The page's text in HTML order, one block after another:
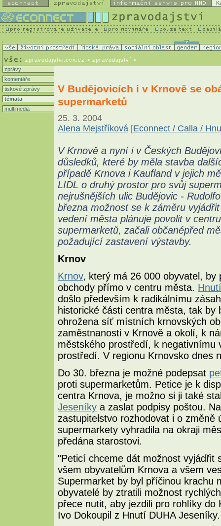
zpravodajstvi.ecn.cz > zpravodajství >
zprávy
komentáře
tiskové zprávy
témata
multimedia
V Budějovicích i v Krnově se
supermarketů
25. 3. 2004
Alena Mejstříková [Econnect / Calla /
V Krnově a nyní i v Českých
důsledků, které by měla stavba
případě Krnova i Kaufland v jejich
LIDL o druhý prostor pro svůj
nejrušnějších ulic Budějovic -
března možnost se k záměru
vedení města plánuje povolit v
supermarketů, začali občanépřed
požadující zastavení výstavby.
Krnov
Krnov, který má 26 000 obyvatel,
obchody přímo v centru města.
došlo především k radikálnímu
historické části centra města, tak by
ohrožena síť místních krnovských
zaměstnanosti v Krnově a okolí, k
městského prostředí, k negativnímu
prostředí. V regionu Krnovsko dnes
Do 30. března je možné podepsat
proti supermarketům. Petice je k
centra Krnova, je možno si ji také
Jeseníky a zaslat podpisy poštou.
zastupitelstvo rozhodovat i o
supermarkety vyhradila na okraji
předána starostovi.
"Peticí chceme dát možnost vyjádřit
všem obyvatelům Krnova a všem
Supermarket by byl příčinou krachu
obyvatelé by ztratili možnost
přece nutit, aby jezdili pro rohlíky
Ivo Dokoupil z Hnutí DUHA Jeseníky.